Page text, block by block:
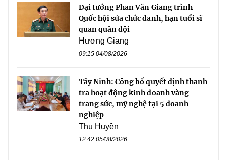
Đại tướng Phan Văn Giang trình
Quốc hội sửa chức danh, hạn tuổi sĩ
quan quân đội
Hương Giang
09:15 04/08/2026
Tây Ninh: Công bố quyết định thanh
tra hoạt động kinh doanh vàng
trang sức, mỹ nghệ tại 5 doanh
nghiệp
Thu Huyền
12:42 05/08/2026